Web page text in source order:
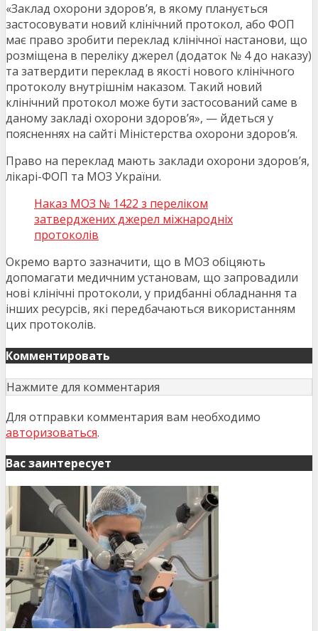
«Заклад охорони здоров’я, в якому планується
застосовувати новий клінічний протокол, або ФОП
має право зробити переклад клінічної настанови, що
розміщена в переліку джерел (додаток № 4 до наказу)
та затвердити переклад в якості нового клінічного
протоколу внутрішнім наказом. Такий новий
клінічний протокол може бути застосований саме в
даному закладі охорони здоров’я», — йдеться у
поясненнях на сайті Міністерства охорони здоров’я.
Право на переклад мають заклади охорони здоров’я,
лікарі-ФОП та МОЗ України.
Наказ МОЗ № 1422 з переліком
затверджених джерел міжнародніх
протоколів
Окремо варто зазначити, що в МОЗ обіцяють
допомагати медичним установам, що запровадили
нові клінічні протоколи, у придбанні обладнання та
інших ресурсів, які передбачаються використанням
цих протоколів.
Комментировать
Нажмите для комментария
Для отправки комментария вам необходимо
авторизоваться.
Вас заинтересует